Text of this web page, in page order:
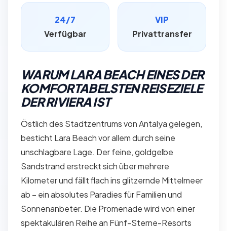
24/7
Verfügbar
VIP
Privattransfer
WARUM LARA BEACH EINES DER
KOMFORTABELSTEN REISEZIELE
DER RIVIERA IST
Östlich des Stadtzentrums von Antalya gelegen,
besticht Lara Beach vor allem durch seine
unschlagbare Lage. Der feine, goldgelbe
Sandstrand erstreckt sich über mehrere
Kilometer und fällt flach ins glitzernde Mittelmeer
ab – ein absolutes Paradies für Familien und
Sonnenanbeter. Die Promenade wird von einer
spektakulären Reihe an Fünf-Sterne-Resorts